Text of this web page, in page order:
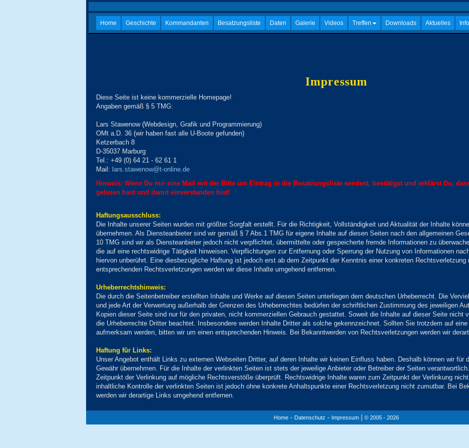
Home Geschichte Kommandanten Besatzungsliste Daten Galerie Videos Treffen Downloads Aktuelles Info
Impressum
Diese Seite ist keine kommerzielle Homepage!
Angaben gemäß § 5 TMG:
Lars Stawenow (Webdesign, Grafik und Programmierung)
OMt a.D. 36 (wir haben fast alle U-Boote gefunden)
Ketzerbach 8
D-35037 Marburg
Tel.: +49 (0) 64 21 - 62 61 1
Mail: lars.stawenow@t-online.de
Hinweis: Wenn Du mir eine Mail mit der Bitte um Eintrag in die Besatzungsliste sendest, bestätigst und erklärst Du,
gelesen hast und damit einverstanden bist!
Haftungsausschluss:
Die Inhalte unserer Seiten wurden mit größter Sorgfalt erstellt. Für die Richtigkeit, Vollständigkeit und Aktualität der Inhalte
übernehmen. Als Diensteanbieter sind wir gemäß § 7 Abs.1 TMG für eigene Inhalte auf diesen Seiten nach den allgemeinen
10 TMG sind wir als Diensteanbieter jedoch nicht verpflichtet, übermittelte oder gespeicherte fremde Informationen zu
die auf eine rechtswidrige Tätigkeit hinweisen. Verpflichtungen zur Entfernung oder Sperrung der Nutzung von Informationen
hiervon unberührt. Eine diesbezügliche Haftung ist jedoch erst ab dem Zeitpunkt der Kenntnis einer konkreten
entsprechenden Rechtsverletzungen werden wir diese Inhalte umgehend entfernen.
Urheberrechtshinweis:
Die durch die Seitenbetreiber erstellten Inhalte und Werke auf diesen Seiten unterliegen dem deutschen Urheberrecht. Die
und jede Art der Verwertung außerhalb der Grenzen des Urheberrechtes bedürfen der schriftlichen Zustimmung des jeweiligen
Kopien dieser Seite sind nur für den privaten, nicht kommerziellen Gebrauch gestattet. Soweit die Inhalte auf dieser Seite nicht
die Urheberrechte Dritter beachtet. Insbesondere werden Inhalte Dritter als solche gekennzeichnet. Sollten Sie trotzdem auf
aufmerksam werden, bitten wir um einen entsprechenden Hinweis. Bei Bekanntwerden von Rechtsverletzungen werden wir
Haftung für Links:
Unser Angebot enthält Links zu externen Webseiten Dritter, auf deren Inhalte wir keinen Einfluss haben. Deshalb können wir für
Gewähr übernehmen. Für die Inhalte der verlinkten Seiten ist stets der jeweilige Anbieter oder Betreiber der Seiten
Zeitpunkt der Verlinkung auf mögliche Rechtsverstöße überprüft. Rechtswidrige Inhalte waren zum Zeitpunkt der Verlinkung
inhaltliche Kontrolle der verlinkten Seiten ist jedoch ohne konkrete Anhaltspunkte einer Rechtsverletzung nicht zumutbar. Bei
werden wir derartige Links umgehend entfernen.
Home - Datenschutz - Impressum © 2005 - 2026